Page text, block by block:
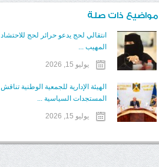
مواضيع ذات صلة
انتقالي لحج يدعو حرائر لحج للاحتشاد
المهيب ...
يوليو 15, 2026
الهيئة الإدارية للجمعية الوطنية تناقش
المستجدات السياسية ...
يوليو 15, 2026